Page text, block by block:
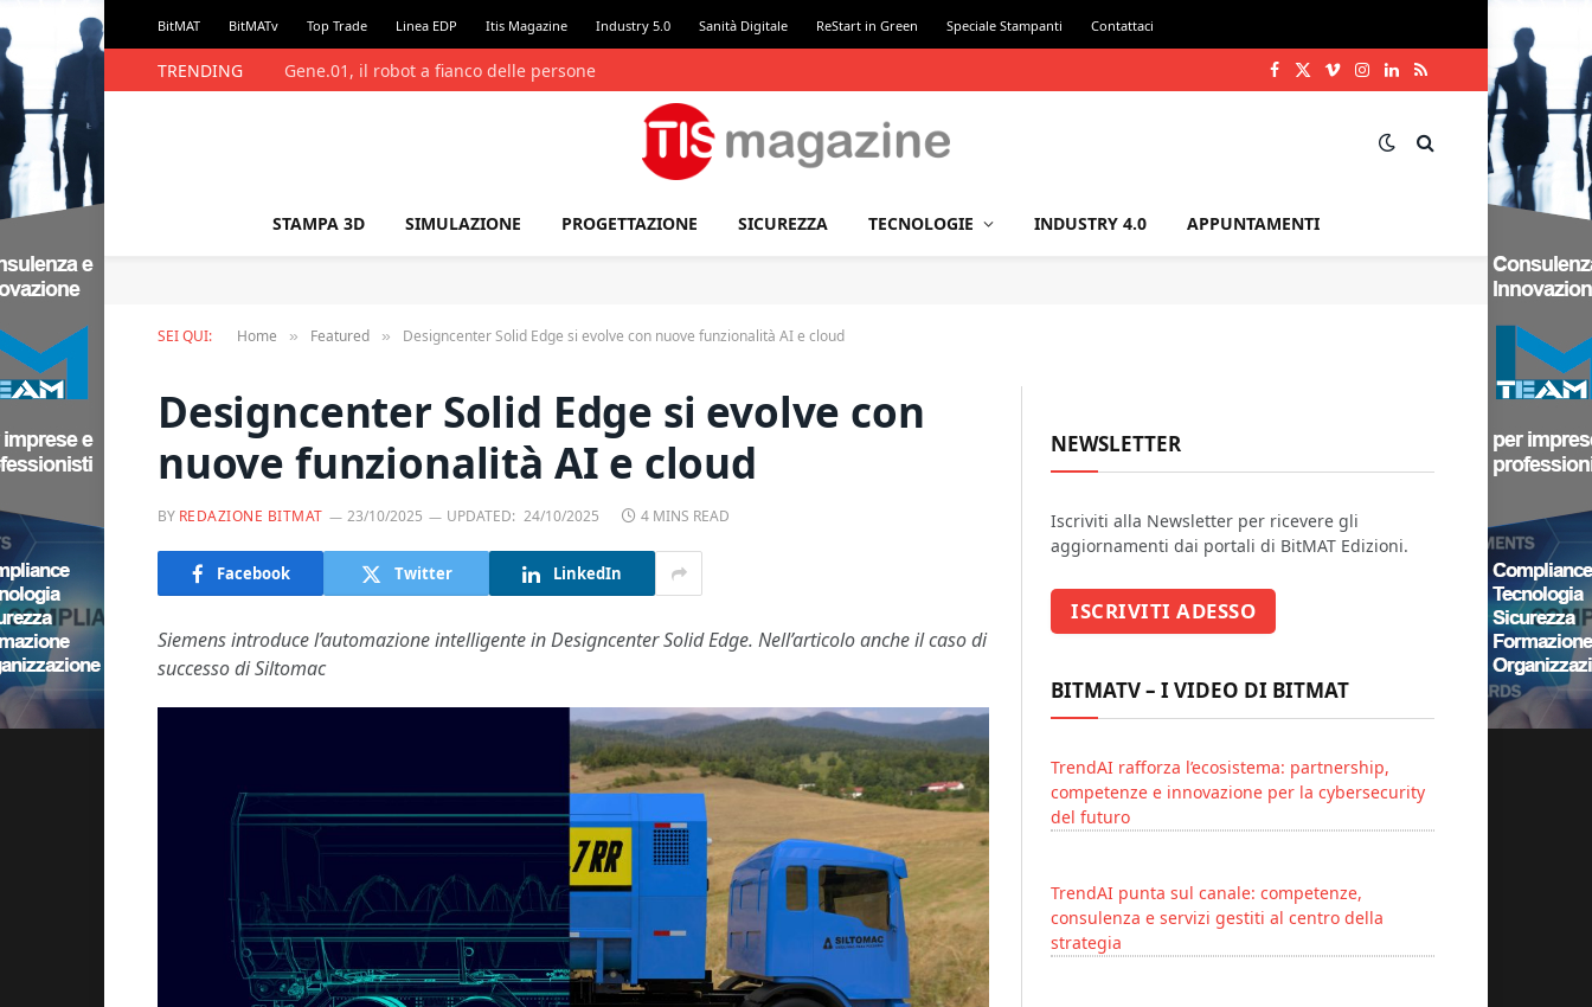
BitMAT BitMATv Top Trade Linea EDP Itis Magazine Industry 5.0 Sanità Digitale ReStart in Green Speciale Stampanti Contattaci
TRENDING EcoVadis apre a tutte le organizzazioni Facebook
X
VimeoInstagram
LinkedIn
RSS
STAMPA 3D SIMULAZIONE PROGETTAZIONE SICUREZZA TECNOLOGIE INDUSTRY 4.0 APPUNTAMENTI
SEI QUI: Home » Featured » Designcenter Solid Edge si evolve con nuove funzionalità AI e cloud
Designcenter Solid Edge si evolve con
nuove funzionalità AI e cloud
BY REDAZIONE BITMAT 23/10/2025 UPDATED: 24/10/2025 4 MINS READ
Facebook Twitter LinkedIn
Siemens introduce l’automazione intelligente in Designcenter Solid Edge. Nell’articolo anche il caso di
successo di Siltomac
NEWSLETTER
Iscriviti alla Newsletter per ricevere gli
aggiornamenti dai portali di BitMAT Edizioni.
BITMATV – I VIDEO DI BITMAT
TrendAI rafforza l’ecosistema: partnership,
competenze e innovazione per la cybersecurity
del futuro
TrendAI punta sul canale: competenze,
consulenza e servizi gestiti al centro della
strategia